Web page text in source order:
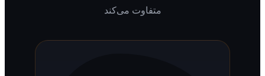
متفاوت می‌کند